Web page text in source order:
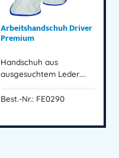
Arbeitshandschuh Driver
Premium
Handschuh aus
ausgesuchtem Leder….
Best.-Nr.: FE0290